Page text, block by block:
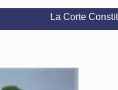
La Corte Constitucional